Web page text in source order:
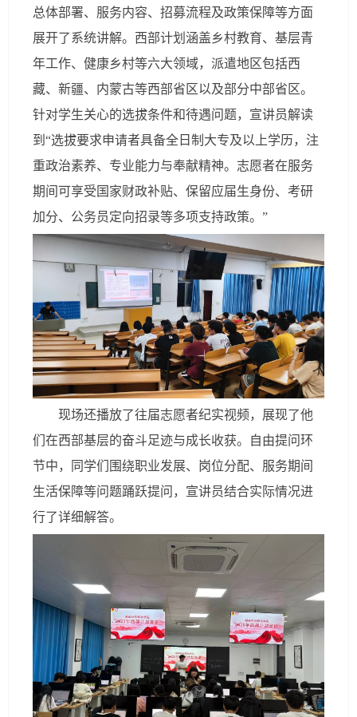
总体部署、服务内容、招募流程及政策保障等方面
展开了系统讲解。西部计划涵盖乡村教育、基层青
年工作、健康乡村等六大领域，派遣地区包括西
藏、新疆、内蒙古等西部省区以及部分中部省区。
针对学生关心的选拔条件和待遇问题，宣讲员解读
到“选拔要求申请者具备全日制大专及以上学历，注
重政治素养、专业能力与奉献精神。志愿者在服务
期间可享受国家财政补贴、保留应届生身份、考研
加分、公务员定向招录等多项支持政策。”
现场还播放了往届志愿者纪实视频，展现了他
们在西部基层的奋斗足迹与成长收获。自由提问环
节中，同学们围绕职业发展、岗位分配、服务期间
生活保障等问题踊跃提问，宣讲员结合实际情况进
行了详细解答。